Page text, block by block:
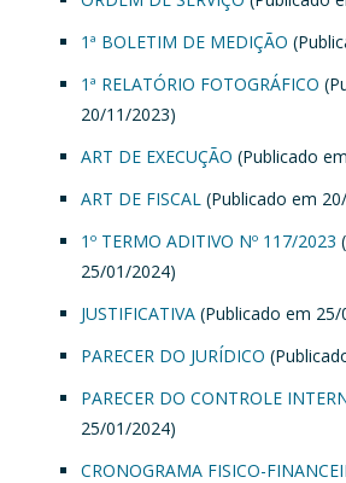
1ª BOLETIM DE MEDIÇÃO
1ª RELATÓRIO FOTOGRÁFICO
20/11/2023)
ART DE EXECUÇÃO (Publicado
ART DE FISCAL (Publicado em
1º TERMO ADITIVO Nº 117/2023
25/01/2024)
JUSTIFICATIVA (Publicado em
PARECER DO JURÍDICO
PARECER DO CONTROLE
25/01/2024)
CRONOGRAMA FISICO-